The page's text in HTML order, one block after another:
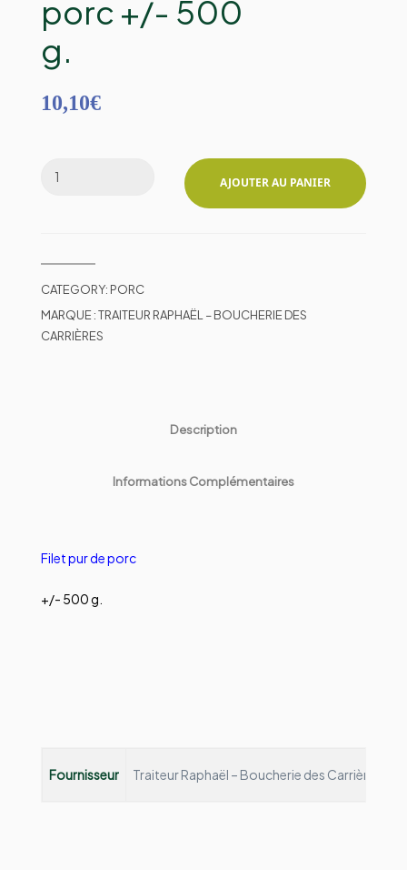
porc +/- 500
g.
10,10€
AJOUTER AU PANIER
CATEGORY: PORC
MARQUE :TRAITEUR RAPHAËL – BOUCHERIE DES
CARRIÈRES
Description
Informations Complémentaires
Filet pur de porc
+/- 500 g.
Fournisseur Traiteur Raphaël – Boucherie des Carrières